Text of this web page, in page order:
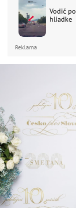
Vodič
hliadke
Reklama